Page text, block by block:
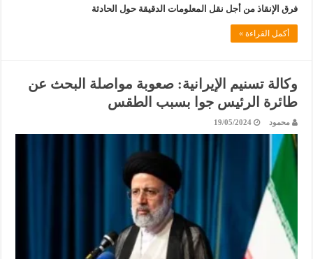
فرق الإنقاذ من أجل نقل المعلومات الدقيقة حول الحادثة
أكمل القراءة »
وكالة تسنيم الإيرانية: صعوبة مواصلة البحث عن
طائرة الرئيس جوا بسبب الطقس
محمود 19/05/2024